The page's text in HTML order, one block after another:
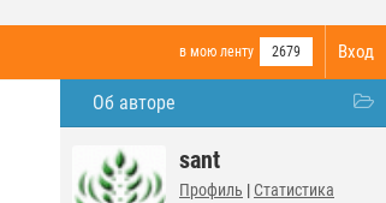
Вход
в мою ленту 2679
Об авторе
sant
Профиль | Статистика